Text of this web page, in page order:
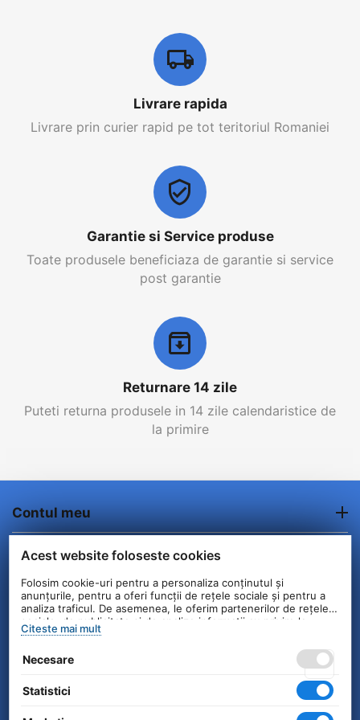
Livrare rapida
Livrare prin curier rapid pe tot teritoriul Romaniei
Garantie si Service produse
Toate produsele beneficiaza de garantie si service
post garantie
Returnare 14 zile
Puteti returna produsele in 14 zile calendaristice de
la primire
Contul meu
Comenzi/Livrare
Informatii clienti
Contact
Configurat —
Acest website foloseste cookies
Folosim cookie-uri pentru a personaliza conținutul și
anunțurile, pentru a oferi funcții de rețele sociale și pentru a
analiza traficul. De asemenea, le oferim partenerilor de rețele
sociale, de publicitate și de analize informații cu privire la
modul în care folosiți site-ul nostru. Aceștia le pot combina cu
serviciilor lor.
Citeste mai mult
Necesare
Statistici